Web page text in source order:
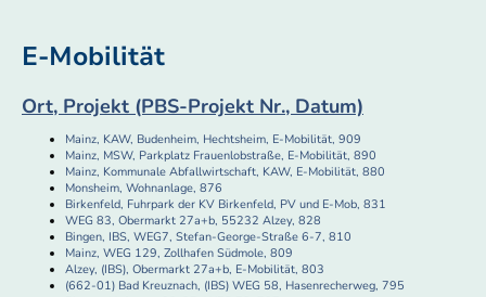
E-Mobilität
Ort, Projekt (PBS-Projekt Nr., Datum)
Mainz, KAW, Budenheim, Hechtsheim, E-Mobilität, 909
Mainz, MSW, Parkplatz Frauenlobstraße, E-Mobilität, 890
Mainz, Kommunale Abfallwirtschaft, KAW, E-Mobilität, 880
Monsheim, Wohnanlage, 876
Birkenfeld, Fuhrpark der KV Birkenfeld, PV und E-Mob, 831
WEG 83, Obermarkt 27a+b, 55232 Alzey, 828
Bingen, IBS, WEG7, Stefan-George-Straße 6-7, 810
Mainz, WEG 129, Zollhafen Südmole, 809
Alzey, (IBS), Obermarkt 27a+b, E-Mobilität, 803
(662-01) Bad Kreuznach, (IBS) WEG 58, Hasenrecherweg, 795